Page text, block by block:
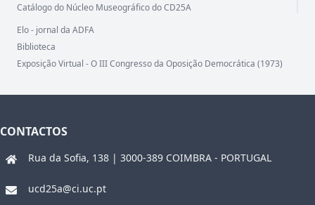
Catálogo do Núcleo Museográfico do CD25A
Elo - jornal da ADFA
Biblioteca
Exposição Virtual - O III Congresso da Oposição Democrática (1973)
CONTACTOS
Rua da Sofia, 138 | 3000-389 COIMBRA - PORTUGAL
ucd25a@ci.uc.pt